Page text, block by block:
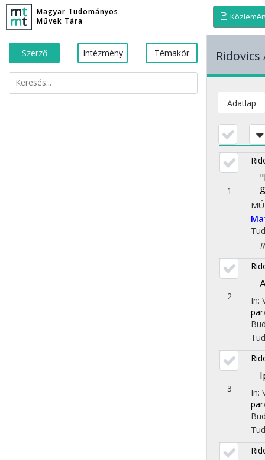
Magyar Tudományos
Művek Tára
Szerző Intézmény Témakör Ridovics
Adatlap
1
2 In:
3 In: